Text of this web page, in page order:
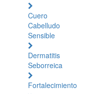
Cuero
Cabelludo
Sensible
Dermatitis
Seborreica
Fortalecimiento